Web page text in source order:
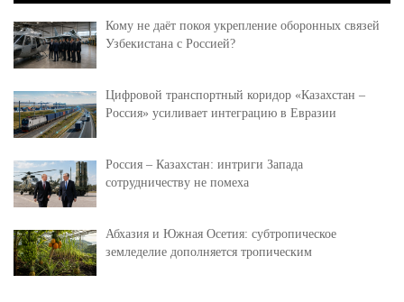
Кому не даёт покоя укрепление оборонных связей
Узбекистана с Россией?
Цифровой транспортный коридор «Казахстан –
Россия» усиливает интеграцию в Евразии
Россия – Казахстан: интриги Запада
сотрудничеству не помеха
Абхазия и Южная Осетия: субтропическое
земледелие дополняется тропическим